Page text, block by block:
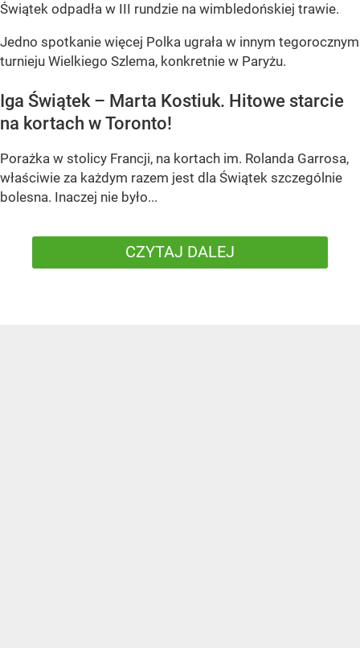
Świątek odpadła w III rundzie na wimbledońskiej trawie.
Jedno spotkanie więcej Polka ugrała w innym tegorocznym
turnieju Wielkiego Szlema, konkretnie w Paryżu.
Iga Świątek – Marta Kostiuk. Hitowe starcie
na kortach w Toronto!
Porażka w stolicy Francji, na kortach im. Rolanda Garrosa,
właściwie za każdym razem jest dla Świątek szczególnie
bolesna. Inaczej nie było...
CZYTAJ DALEJ